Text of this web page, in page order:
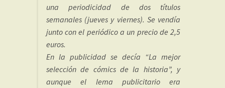
una periodicidad de dos títulos
semanales (jueves y viernes). Se vendía
junto con el periódico a un precio de 2,5
euros.
En la publicidad se decía “La mejor
selección de cómics de la historia”, y
aunque el lema publicitario era